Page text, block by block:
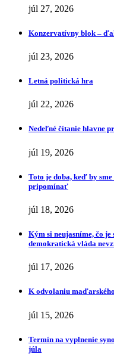
júl 27, 2026
Konzervatívny blok –
júl 23, 2026
Letná politická hra
júl 22, 2026
Nedeľné čítanie hlavne
júl 19, 2026
Toto je doba, keď by
pripomínať
júl 18, 2026
Kým si neujasníme, čo
demokratická vláda
júl 17, 2026
K odvolaniu
júl 15, 2026
Termín na vyplnenie
júla